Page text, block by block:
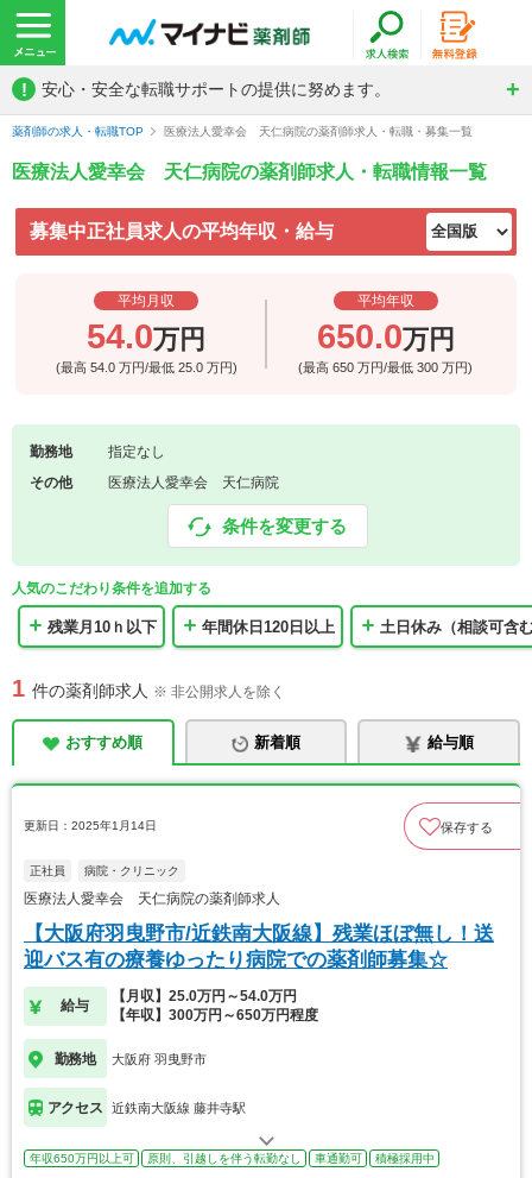
! 安心・安全な転職サポートの提供に努めます。
薬剤師の求人・転職TOP 医療法人愛幸会 天仁病院の薬剤師求人・転職・募集一覧
医療法人愛幸会 天仁病院の薬剤師求人・転職情報一覧
募集中正社員求人の平均年収・給与
平均月収
54.0万円
(最高 54.0 万円/最低 25.0 万円)
平均年収
650.0万円
(最高650万円/最低300万円)
勤務地
指定なし
その他
医療法人愛幸会 天仁病院
条件を変更する
人気のこだわり条件を追加する
残業月10ｈ以下 年間休日120日以上 土日休み（相談可含
1 件の薬剤師求人 ※ 非公開求人を除く
おすすめ順 新着順 給与順
更新日：2025年1月14日 保存する
正社員 病院・クリニック
医療法人愛幸会 天仁病院の薬剤師求人
【大阪府羽曳野市/近鉄南大阪線】残業ほぼ無し！送
迎バス有の療養ゆったり病院での薬剤師募集☆
給与
【月収】25.0万円～54.0万円
【年収】300万円～650万円程度
勤務地 大阪府 羽曳野市
アクセス 近鉄南大阪線 藤井寺駅
年収650万円以上可 原則、引越しを伴う転勤なし 車通勤可 積極採用中